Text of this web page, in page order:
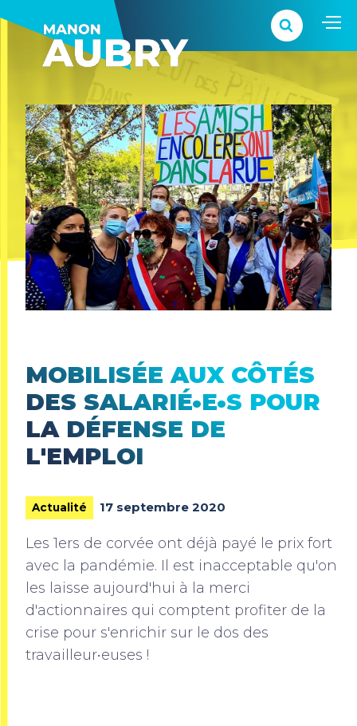
MOBILISÉE AUX CÔTÉS
DES SALARIÉ•E•S POUR
LA DÉFENSE DE
L'EMPLOI
Actualité 17 septembre 2020
Les 1ers de corvée ont déjà payé le prix fort
avec la pandémie. Il est inacceptable qu'on
les laisse aujourd'hui à la merci
d'actionnaires qui comptent profiter de la
crise pour s'enrichir sur le dos des
travailleur•euses !